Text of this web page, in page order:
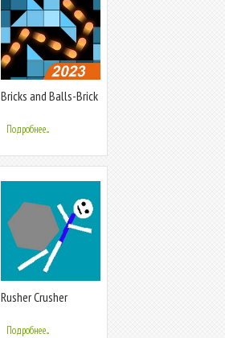
Bricks and Balls-Brick
Подробнее...
Rusher Crusher
Подробнее...